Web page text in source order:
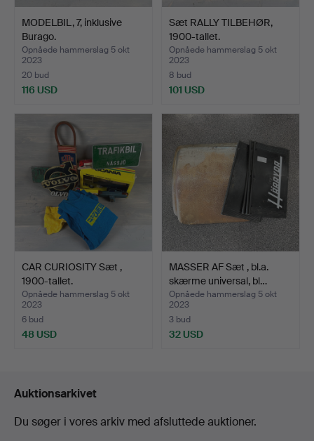
MODELBIL, 7, inklusive
Burago.
Opnåede hammerslag 5 okt
2023
20 bud
116 USD
Sæt RALLY TILBEHØR,
1900-tallet.
Opnåede hammerslag 5 okt
2023
8 bud
101 USD
CAR CURIOSITY Sæt ,
1900-tallet.
Opnåede hammerslag 5 okt
2023
6 bud
48 USD
MASSER AF Sæt , bl.a.
skærme universal, bl…
Opnåede hammerslag 5 okt
2023
3 bud
32 USD
Auktionsarkivet
Du søger i vores arkiv med afsluttede auktioner.